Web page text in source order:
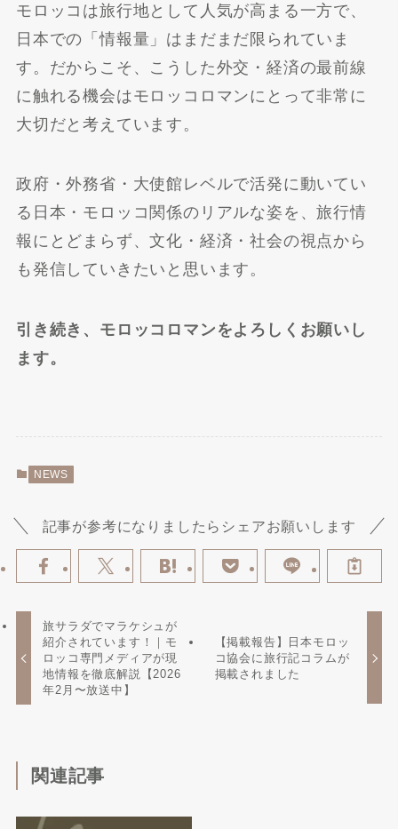
モロッコは旅行地として人気が高まる一方で、
日本での「情報量」はまだまだ限られていま
す。だからこそ、こうした外交・経済の最前線
に触れる機会はモロッコロマンにとって非常に
大切だと考えています。
政府・外務省・大使館レベルで活発に動いてい
る日本・モロッコ関係のリアルな姿を、旅行情
報にとどまらず、文化・経済・社会の視点から
も発信していきたいと思います。
引き続き、モロッコロマンをよろしくお願いし
ます。
NEWS
記事が参考になりましたらシェアお願いします
旅サラダでマラケシュが
紹介されています！｜モ
ロッコ専門メディアが現
地情報を徹底解説【2026
年2月〜放送中】
【掲載報告】日本モロッ
コ協会に旅行記コラムが
掲載されました
関連記事